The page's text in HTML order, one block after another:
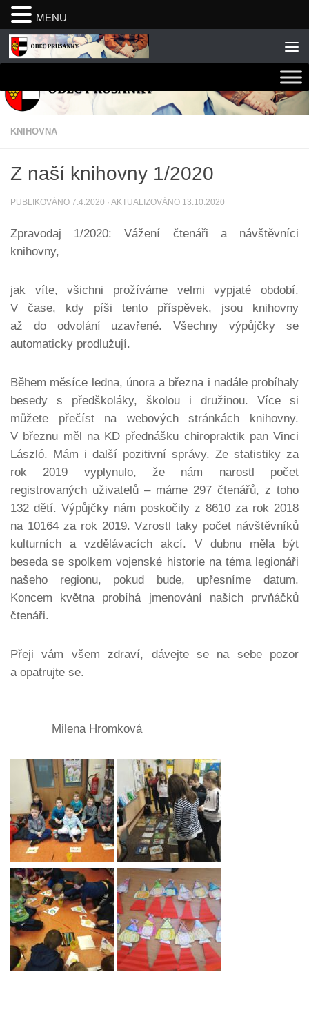
Skip to content
KNIHOVNA
Z naší knihovny 1/2020
PUBLIKOVÁNO 7.4.2020 · AKTUALIZOVÁNO 13.10.2020
Zpravodaj 1/2020: Vážení čtenáři a návštěvníci
knihovny,
jak víte, všichni prožíváme velmi vypjaté období.
V čase, kdy píši tento příspěvek, jsou knihovny
až do odvolání uzavřené. Všechny výpůjčky se
automaticky prodlužují.
Během měsíce ledna, února a března i nadále probíhaly
besedy s předškoláky, školou i družinou. Více si
můžete přečíst na webových stránkách knihovny.
V březnu měl na KD přednášku chiropraktik pan Vinci
László. Mám i další pozitivní správy. Ze statistiky za
rok 2019 vyplynulo, že nám narostl počet
registrovaných uživatelů – máme 297 čtenářů, z toho
132 dětí. Výpůjčky nám poskočily z 8610 za rok 2018
na 10164 za rok 2019. Vzrostl taky počet návštěvníků
kulturních a vzdělávacích akcí. V dubnu měla být
beseda se spolkem vojenské historie na téma legionáři
našeho regionu, pokud bude, upřesníme datum.
Koncem května probíhá jmenování našich prvňáčků
čtenáři.
Přeji vám všem zdraví, dávejte se na sebe pozor
a opatrujte se.
Milena Hromková
MENU